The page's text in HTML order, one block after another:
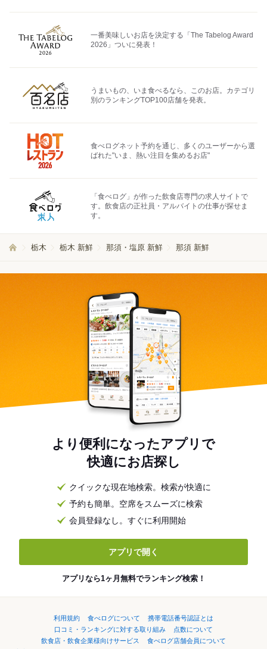
一番美味しいお店を決定する「The Tabelog Award
2026」ついに発表！
うまいもの、いま食べるなら、このお店。カテゴリ
別のランキングTOP100店舗を発表。
食べログネット予約を通じ、多くのユーザーから選
ばれた"いま、熱い注目を集めるお店"
「食べログ」が作った飲食店専門の求人サイトで
す。飲食店の正社員・アルバイトの仕事が探せま
す。
栃木 栃木 新鮮 那須・塩原 新鮮 那須 新鮮
より便利になったアプリで
快適にお店探し
クイックな現在地検索。検索が快適に
予約も簡単。空席をスムーズに検索
会員登録なし。すぐに利用開始
アプリで開く
アプリなら1ヶ月無料でランキング検索！
利用規約 食べログについて
携帯電話番号認証とは
口コミ・ランキングに対する取り組み
点数について
飲食店・飲食企業様向けサービス
食べログ店舗会員について